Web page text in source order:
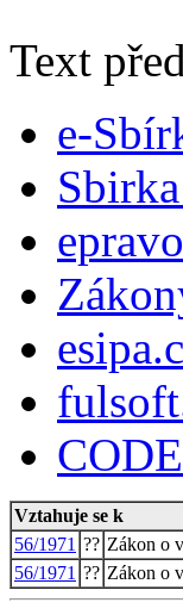
Text
e-
Vztahuje se k
56/1971 ?? Zákon o
56/1971 ?? Zákon o